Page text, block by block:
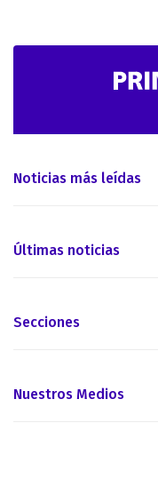
Noticias más leídas
Últimas noticias
Secciones
Nuestros Medios